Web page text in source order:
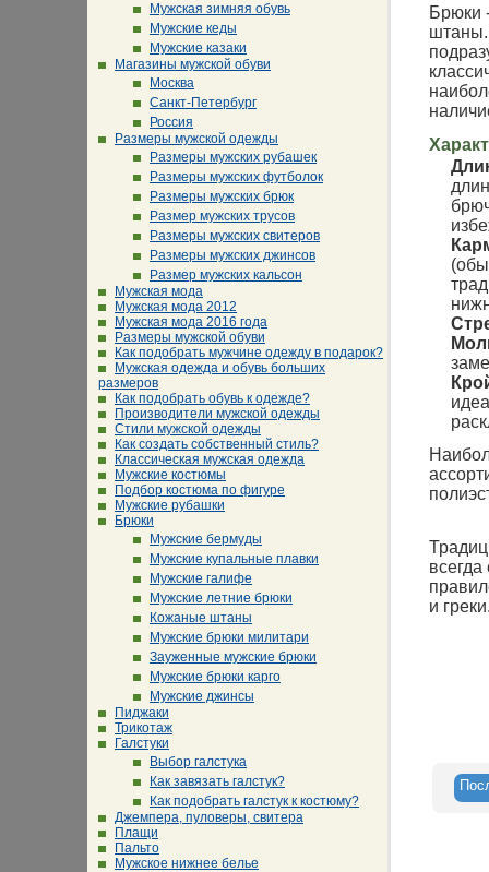
Мужская зимняя обувь
Мужские кеды
Мужские казаки
Магазины мужской обуви
Москва
Санкт-Петербург
Россия
Размеры мужской одежды
Размеры мужских рубашек
Размеры мужских футболок
Размеры мужских брюк
Размер мужских трусов
Размеры мужских свитеров
Размеры мужских джинсов
Размер мужских кальсон
Мужская мода
Мужская мода 2012
Мужская мода 2016 года
Размеры мужской обуви
Как подобрать мужчине одежду в подарок?
Мужская одежда и обувь больших
размеров
Как подобрать обувь к одежде?
Производители мужской одежды
Стили мужской одежды
Как создать собственный стиль?
Классическая мужская одежда
Мужские костюмы
Подбор костюма по фигуре
Мужские рубашки
Брюки
Мужские бермуды
Мужские купальные плавки
Мужские галифе
Мужские летние брюки
Кожаные штаны
Мужские брюки милитари
Зауженные мужские брюки
Мужские брюки карго
Мужские джинсы
Пиджаки
Трикотаж
Галстуки
Выбор галстука
Как завязать галстук?
Как подобрать галстук к костюму?
Джемпера, пуловеры, свитера
Плащи
Пальто
Мужское нижнее белье
Брюки
штаны.
и